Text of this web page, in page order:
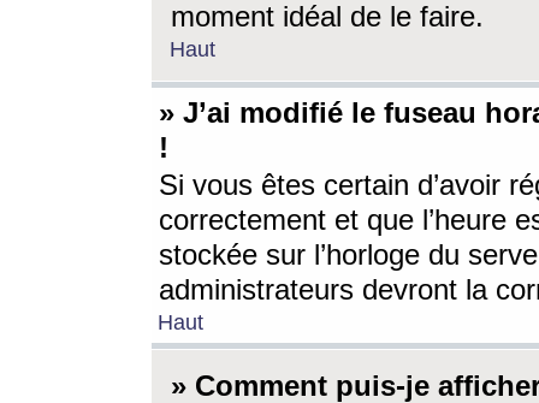
moment idéal de le faire.
Haut
» J’ai modifié le fuseau
!
Si vous êtes certain d’avoir
correctement et que l’heure
stockée sur l’horloge du
administrateurs devront la
Haut
» Comment puis-je